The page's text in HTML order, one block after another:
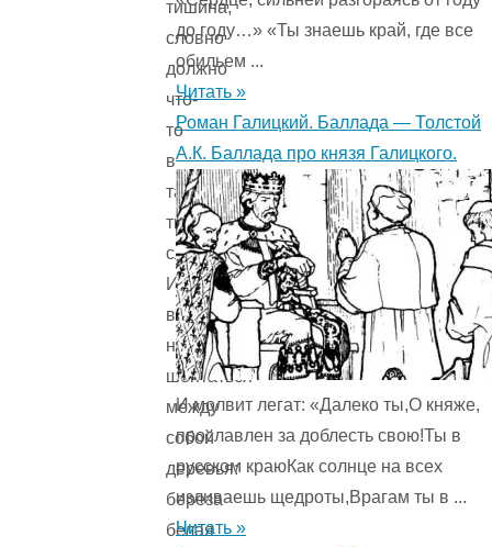
тишина,
словно
должно
что-
то
в
такой
тишине
случиться.
И
вот
начинают
шептаться
между
собой
деревья:
береза
белая
до году…» «Ты знаешь край, где все
обильем ...
Читать »
Роман Галицкий. Баллада — Толстой
А.К. Баллада про князя Галицкого.
И молвит легат: «Далеко ты,О княже,
прославлен за доблесть свою!Ты в
русском краюКак солнце на всех
изливаешь щедроты,Врагам ты в ...
Читать »